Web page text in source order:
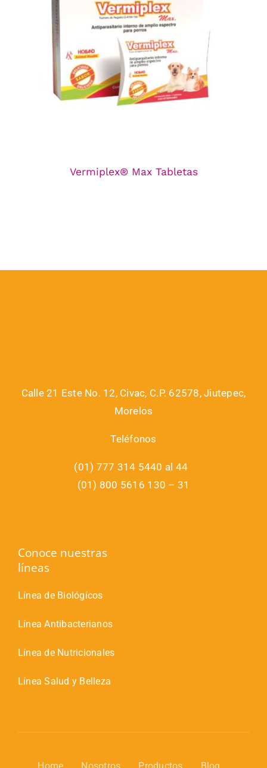
Vermiplex® Max Tabletas
Línea de Antiparasitarios
Vermiplex® Max Tabletas
Calle 21 Este No. 12, Civac, C.P. 62578, Jiutepec,
Morelos
Teléfonos
(01) 777 314 5440 al 44
(01) 800 5616 130 – 31
Conoce nuestras
líneas
Línea de Biológícos
Línea Antibacterianos
Línea de Nutricionales
Línea Salud y Belleza